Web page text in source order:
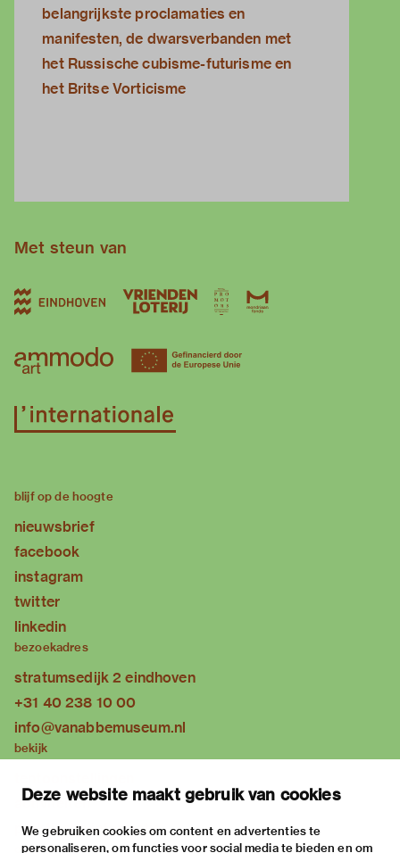
Deze website maakt gebruik van cookies
We gebruiken cookies om content en advertenties te
personaliseren, om functies voor social media te bieden en om
belangrijkste proclamaties en
manifesten, de dwarsverbanden met
het Russische cubisme-futurisme en
het Britse Vorticisme
Met steun van
blijf op de hoogte
nieuwsbrief
facebook
instagram
twitter
linkedin
bezoekadres
stratumsedijk 2 eindhoven
+31 40 238 10 00
info@vanabbemuseum.nl
bekijk
activiteiten
praktische informatie
over